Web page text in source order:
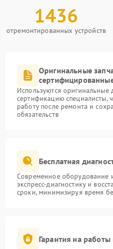
1436
отремонтированных устройств
Оригинальные
Используются
сертификацию специалисты,
работу после ремонта и
обязательств
Бесплатная
Современное оборудование
экспресс-диагностику и
сроки, минимизируя время
Гарантия на работы